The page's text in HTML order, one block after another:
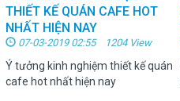
THIẾT KẾ QUÁN CAFE HOT
NHẤT HIỆN NAY
07-03-2019 02:55 1204 View
Ý tưởng kinh nghiệm thiết kế quán
cafe hot nhất hiện nay